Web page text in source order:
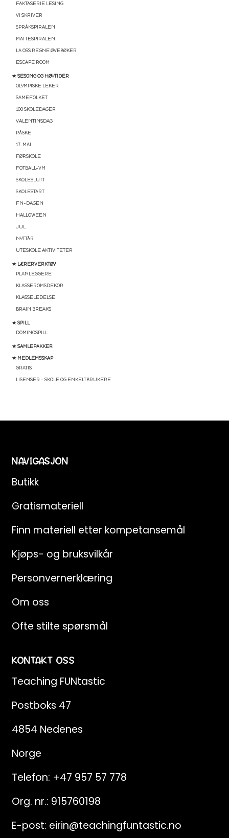
FAKTASERIE LESING
VI SKRIVER
SPRÅKSPIRALEN
MATTESPIRALEN
LA OSS REGNE ØVEBØKER
ESCAPE ROOM
★ SESONG OG HØYTIDER
OLYMPISKE LEKER
SAMEFOLKET
100 SKOLEDAGER
VALENTINSDAG
PÅSKE
17. MAI
FØRSKOLE
FOTBALL-VM
SKOLESLUTT
SKOLESTART
FN-DAGEN
HALLOWEEN
JUL
NYTTÅR
UTESKOLE AKTIVITETER
★ LÆRERVERKTØY
PLANLEGGERE
KLASSEROMSDEKOR
KLASSELEDELSE
BRAIN BREAKS
★ SPILL
DOMINOSPILL
★ SAMLEPAKKER
★ MEDLEMSSKAP
GRATIS
LISENSER – SKOLE OG ENKELTBRUKERE
NAVIGASJON
Butikk
Gratismateriell
Finn materiell etter kompetansemål
Kjøps- og bruksvilkår
Personvernerklæring
Om oss
Ofte stilte spørsmål
KONTAKT OSS
Teaching FUNtastic
Postboks 47
4854 Nedenes
Norge
Telefon: +47 957 57 778
Org. nr.: 915760198
E-post: eirin@teachingfuntastic.no